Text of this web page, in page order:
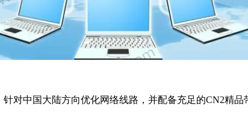
中国大陆方向优化网络线路，并配备充足的CN2精品